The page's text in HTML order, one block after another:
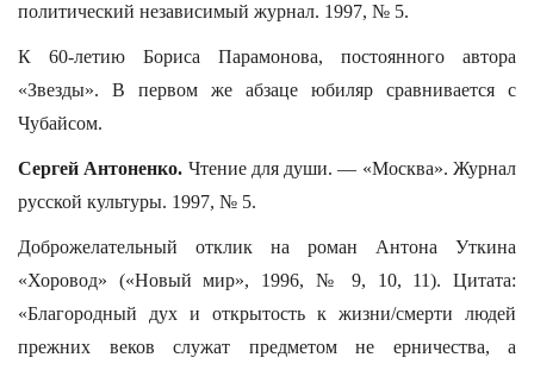
политический независимый журнал. 1997, № 5.
К 60-летию Бориса Парамонова, постоянного автора
«Звезды». В первом же абзаце юбиляр сравнивается с
Чубайсом.
Сергей Антоненко. Чтение для души. — «Москва». Журнал
русской культуры. 1997, № 5.
Доброжелательный отклик на роман Антона Уткина
«Хоровод» («Новый мир», 1996, № 9, 10, 11). Цитата:
«Благородный дух и открытость к жизни/смерти людей
прежних веков служат предметом не ерничества, а